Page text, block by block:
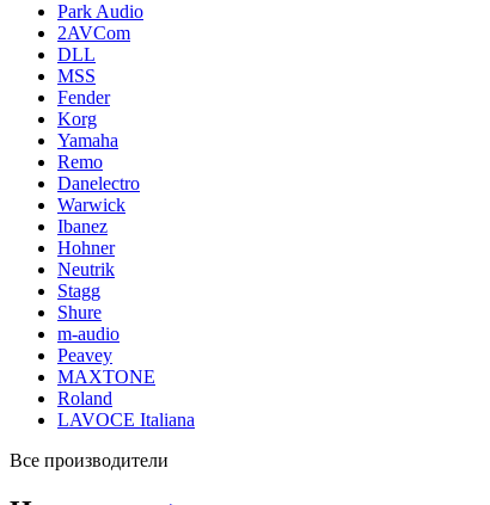
Park Audio
2AVCom
DLL
MSS
Fender
Korg
Yamaha
Remo
Danelectro
Warwick
Ibanez
Hohner
Neutrik
Stagg
Shure
m-audio
Peavey
MAXTONE
Roland
LAVOCE Italiana
Все производители